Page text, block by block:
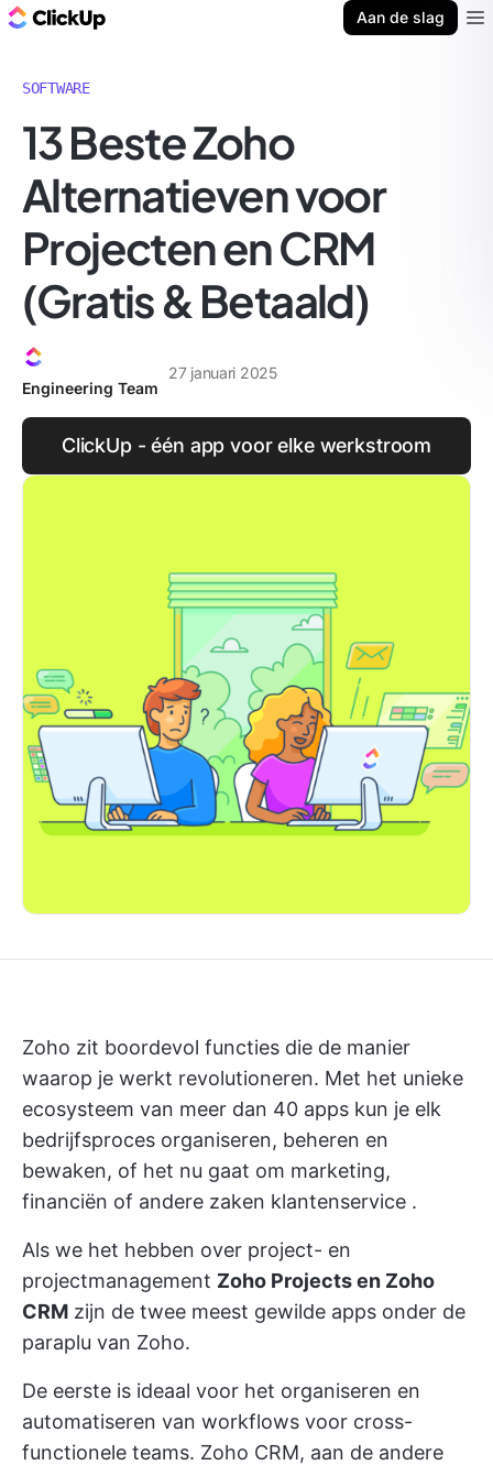
Aan de slag
SOFTWARE
13 Beste Zoho
Alternatieven voor
Projecten en CRM
(Gratis & Betaald)
Engineering Team
27 januari 2025
ClickUp - één app voor elke werkstroom
Zoho zit boordevol functies die de manier
waarop je werkt revolutioneren. Met het unieke
ecosysteem van meer dan 40 apps kun je elk
bedrijfsproces organiseren, beheren en
bewaken, of het nu gaat om marketing,
financiën of andere zaken klantenservice .
Als we het hebben over project- en
projectmanagement Zoho Projects en Zoho
CRM zijn de twee meest gewilde apps onder de
paraplu van Zoho.
De eerste is ideaal voor het organiseren en
automatiseren van workflows voor cross-
functionele teams. Zoho CRM, aan de andere